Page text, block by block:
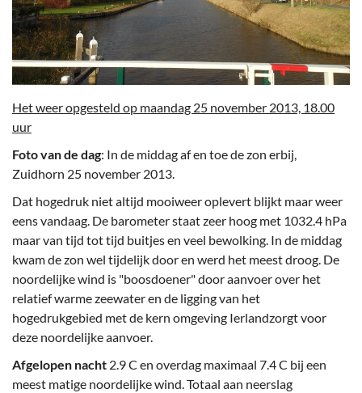
Het weer opgesteld op maandag 25 november 2013, 18.00
uur
Foto van de dag: In de middag af en toe de zon erbij,
Zuidhorn 25 november 2013.
Dat hogedruk niet altijd mooiweer oplevert blijkt maar weer
eens vandaag. De barometer staat zeer hoog met 1032.4 hPa
maar van tijd tot tijd buitjes en veel bewolking. In de middag
kwam de zon wel tijdelijk door en werd het meest droog. De
noordelijke wind is "boosdoener" door aanvoer over het
relatief warme zeewater en de ligging van het
hogedrukgebied met de kern omgeving Ierlandzorgt voor
deze noordelijke aanvoer.
Afgelopen nacht 2.9 C en overdag maximaal 7.4 C bij een
meest matige noordelijke wind. Totaal aan neerslag